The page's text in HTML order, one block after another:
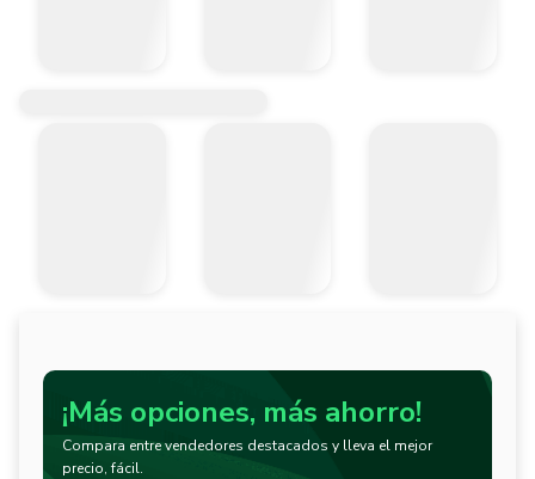
¡Más opciones, más ahorro!
Compara entre vendedores destacados y lleva el mejor
precio, fácil.